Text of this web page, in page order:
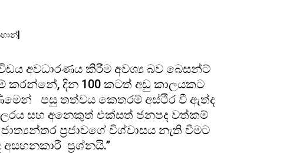
අවධාරණය කිරීම අවශ්‍ය බව බෙසන්ට්
දින 100 කටත් අඩු කාලයකට
පසු තත්වය කෙතරම් අස්ථිර වී ඇත්ද
සහ අනෙකුත් එක්සත් ජනපද වත්කම්
ප්‍රජාවගේ විශ්වාසය නැති වීමට
ප්‍රශ්නයි.”